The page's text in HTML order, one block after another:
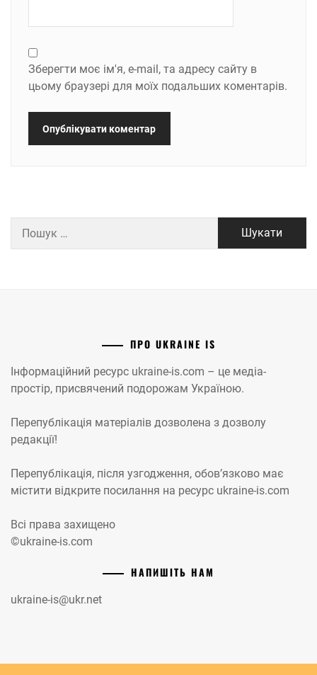
Зберегти моє ім'я, e-mail, та адресу сайту в
цьому браузері для моїх подальших коментарів.
ПРО UKRAINE IS
Інформаційний ресурс ukraine-is.com – це медіа-
простір, присвячений подорожам Україною.
Перепублікація матеріалів дозволена з дозволу
редакції!
Перепублікація, після узгодження, обов’язково має
містити відкрите посилання на ресурс ukraine-is.com
Всі права захищено
©ukraine-is.com
НАПИШІТЬ НАМ
ukraine-is@ukr.net